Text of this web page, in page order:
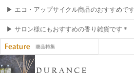
▶ エコ・アップサイクル商品のおすすめで
▶ サロン様にもおすすめの香り雑貨です＊